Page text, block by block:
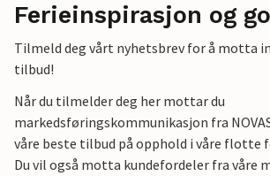
Ferieinspirasjon og
Tilmeld deg vårt nyhetsbrev for å motta
tilbud!
Når du tilmelder deg her mottar du
markedsføringskommunikasjon fra
våre beste tilbud på opphold i våre flotte
Du vil også motta kundefordeler fra våre